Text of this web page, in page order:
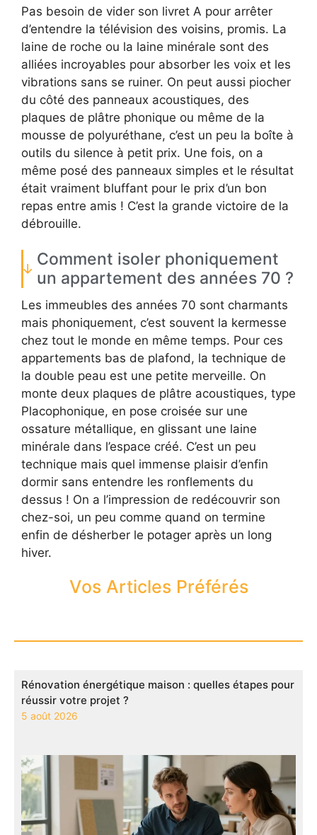
Pas besoin de vider son livret A pour arrêter
d’entendre la télévision des voisins, promis. La
laine de roche ou la laine minérale sont des
alliées incroyables pour absorber les voix et les
vibrations sans se ruiner. On peut aussi piocher
du côté des panneaux acoustiques, des
plaques de plâtre phonique ou même de la
mousse de polyuréthane, c’est un peu la boîte à
outils du silence à petit prix. Une fois, on a
même posé des panneaux simples et le résultat
était vraiment bluffant pour le prix d’un bon
repas entre amis ! C’est la grande victoire de la
débrouille.
Comment isoler phoniquement
un appartement des années 70 ?
Les immeubles des années 70 sont charmants
mais phoniquement, c’est souvent la kermesse
chez tout le monde en même temps. Pour ces
appartements bas de plafond, la technique de
la double peau est une petite merveille. On
monte deux plaques de plâtre acoustiques, type
Placophonique, en pose croisée sur une
ossature métallique, en glissant une laine
minérale dans l’espace créé. C’est un peu
technique mais quel immense plaisir d’enfin
dormir sans entendre les ronflements du
dessus ! On a l’impression de redécouvrir son
chez-soi, un peu comme quand on termine
enfin de désherber le potager après un long
hiver.
Vos Articles Préférés
Rénovation énergétique maison : quelles étapes pour
réussir votre projet ?
5 août 2026